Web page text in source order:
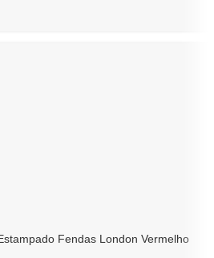
Fendas London Vermelho